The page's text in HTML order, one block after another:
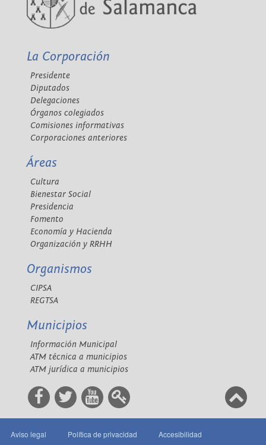
La Corporación
Presidente
Diputados
Delegaciones
Órganos colegiados
Comisiones informativas
Corporaciones anteriores
Áreas
Cultura
Bienestar Social
Presidencia
Fomento
Economía y Hacienda
Organización y RRHH
Organismos
CIPSA
REGTSA
Municipios
Información Municipal
ATM técnica a municipios
ATM jurídica a municipios
Aviso legal Política de privacidad Accesibilidad